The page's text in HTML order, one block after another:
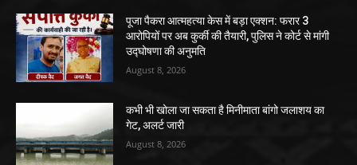
पूजा पैकरा आत्महत्या केस में बड़ा एक्शन: फरार 3
आरोपियों पर अब कुर्की की तैयारी, पुलिस ने कोर्ट से मांगी
उद्घोषणा की अनुमति
August 8, 2026
कभी भी खोला जा सकता है मिनीमाता बांगो जलाशय का
गेट, अलर्ट जारी
August 8, 2026